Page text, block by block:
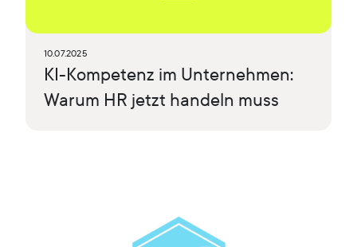
10.07.2025
KI-Kompetenz im Unternehmen:
Warum HR jetzt handeln muss